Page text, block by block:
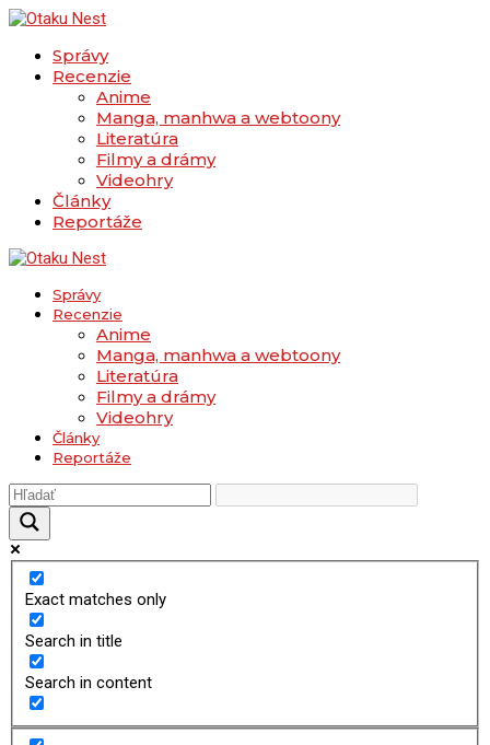
Správy
Recenzie
Anime
Manga, manhwa a webtoony
Literatúra
Filmy a drámy
Videohry
Články
Reportáže
Správy
Recenzie
Anime
Manga, manhwa a webtoony
Literatúra
Filmy a drámy
Videohry
Články
Reportáže
Exact matches only
Search in title
Search in content